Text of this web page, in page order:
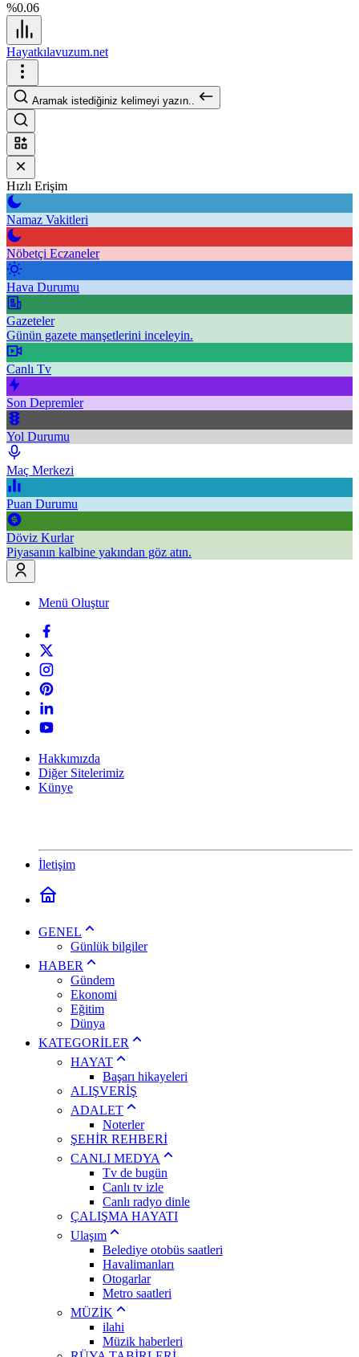
%0.06
Hayatkılavuzum.net
Aramak istediğiniz kelimeyi yazın..
Hızlı Erişim
Namaz Vakitleri
Nöbetçi Eczaneler
Hava Durumu
Gazeteler
Günün gazete manşetlerini inceleyin.
Canlı Tv
Son Depremler
Yol Durumu
Maç Merkezi
Puan Durumu
Döviz Kurlar
Piyasanın kalbine yakından göz atın.
Menü Oluştur
Hakkımızda
Diğer Sitelerimiz
Künye
İletişim
GENEL
Günlük bilgiler
HABER
Gündem
Ekonomi
Eğitim
Dünya
KATEGORİLER
HAYAT
Başarı hikayeleri
ALIŞVERİŞ
ADALET
Noterler
ŞEHİR REHBERİ
CANLI MEDYA
Tv de bugün
Canlı tv izle
Canlı radyo dinle
ÇALIŞMA HAYATI
Ulaşım
Belediye otobüs saatleri
Havalimanları
Otogarlar
Metro saatleri
MÜZİK
ilahi
Müzik haberleri